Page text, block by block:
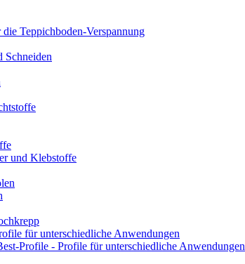
Teppichboden-Verspannung
Schneiden
und Klebstoffe
für unterschiedliche Anwendungen
Profile - Profile für unterschiedliche Anwendungen